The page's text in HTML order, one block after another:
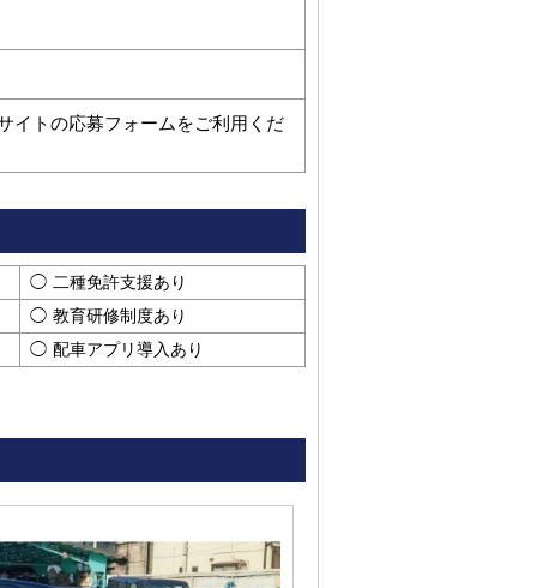
イトの応募フォームをご利用くだ
二種免許支援あり
教育研修制度あり
配車アプリ導入あり